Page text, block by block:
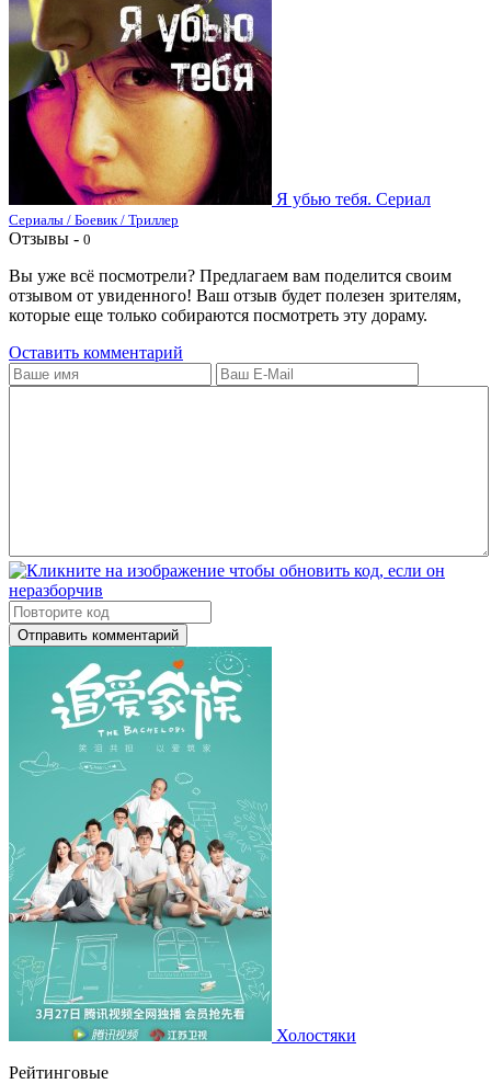
Я убью тебя. Сериал
Сериалы / Боевик / Триллер
Отзывы - 0
Вы уже всё посмотрели? Предлагаем вам поделится своим
отзывом от увиденного! Ваш отзыв будет полезен зрителям,
которые еще только собираются посмотреть эту дораму.
Оставить комментарий
Отправить комментарий
Холостяки
Рейтинговые